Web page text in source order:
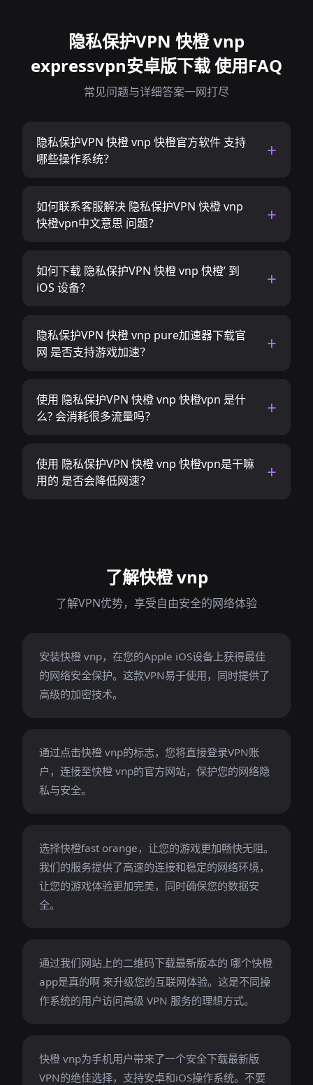
隐私保护VPN 快橙 vnp
expressvpn安卓版下载 使用FAQ
常见问题与详细答案一网打尽
隐私保护VPN 快橙 vnp 快橙官方软件 支持
哪些操作系统？
如何联系客服解决 隐私保护VPN 快橙 vnp
快橙vpn中文意思 问题？
如何下载 隐私保护VPN 快橙 vnp 快橙’ 到
iOS 设备？
隐私保护VPN 快橙 vnp pure加速器下载官
网 是否支持游戏加速？
使用 隐私保护VPN 快橙 vnp 快橙vpn 是什
么? 会消耗很多流量吗？
使用 隐私保护VPN 快橙 vnp 快橙vpn是干嘛
用的 是否会降低网速？
了解快橙 vnp
了解VPN优势，享受自由安全的网络体验
安装快橙 vnp，在您的Apple iOS设备上获得最佳
的网络安全保护。这款VPN易于使用，同时提供了
高级的加密技术。
通过点击快橙 vnp的标志，您将直接登录VPN账
户，连接至快橙 vnp的官方网站，保护您的网络隐
私与安全。
选择快橙fast orange，让您的游戏更加畅快无阻。
我们的服务提供了高速的连接和稳定的网络环境，
让您的游戏体验更加完美，同时确保您的数据安
全。
通过我们网站上的二维码下载最新版本的 哪个快橙
app是真的啊 来升级您的互联网体验。这是不同操
作系统的用户访问高级 VPN 服务的理想方式。
快橙 vnp为手机用户带来了一个安全下载最新版
VPN的绝佳选择，支持安卓和iOS操作系统。不要